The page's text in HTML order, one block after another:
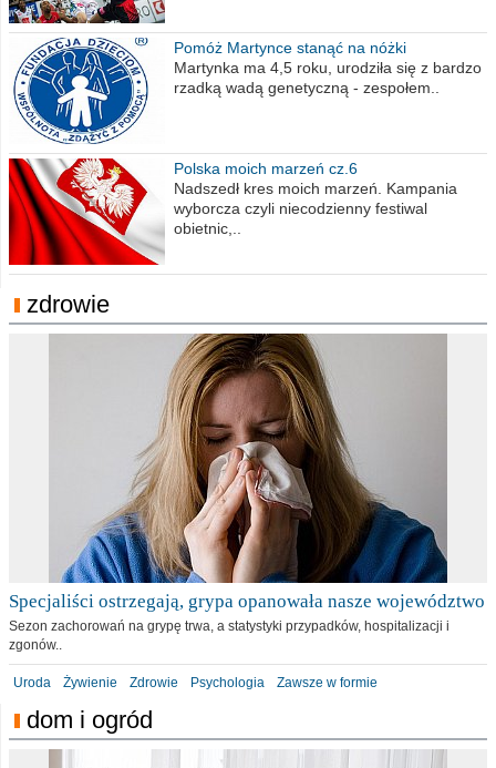
Pomóż Martynce stanąć na nóżki
Martynka ma 4,5 roku, urodziła się z bardzo
rzadką wadą genetyczną - zespołem..
Polska moich marzeń cz.6
Nadszedł kres moich marzeń. Kampania
wyborcza czyli niecodzienny festiwal
obietnic,..
zdrowie
Specjaliści ostrzegają, grypa opanowała nasze województwo
Sezon zachorowań na grypę trwa, a statystyki przypadków, hospitalizacji i
zgonów..
Uroda Żywienie Zdrowie Psychologia Zawsze w formie
dom i ogród